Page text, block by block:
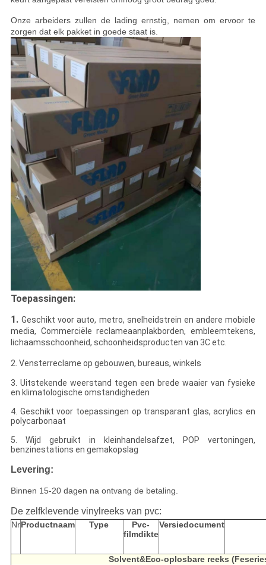
Onze arbeiders zullen de lading ernstig, nemen om ervoor te
zorgen dat elk pakket in goede staat is.
Toepassingen:
1.Geschikt voor auto, metro, snelheidstrein en andere mobiele
media, Commerciële reclameaanplakborden, embleemtekens,
lichaamsschoonheid, schoonheidsproducten van 3C etc.
2. Vensterreclame op gebouwen, bureaus, winkels
3. Uitstekende weerstand tegen een brede waaier van fysieke
en klimatologische omstandigheden
4. Geschikt voor toepassingen op transparant glas, acrylics en
polycarbonaat
5. Wijd gebruikt in kleinhandelsafzet, POP vertoningen,
benzinestations en gemakopslag
Levering:
Binnen 15-20 dagen na ontvang de betaling.
De zelfklevende vinylreeks van pvc:
NrProductnaam Type
Pvc-
filmdikte
Versiedocument
Solvent&Eco-oplosbare reeks